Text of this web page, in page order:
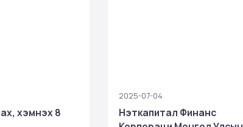
хэмнэх 8
2025-07-04
Нэткапитал Финанс